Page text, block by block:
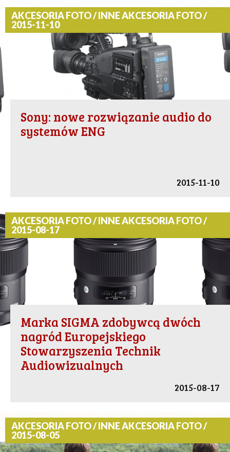
AKCESORIA FOTO / INNE AKCESORIA FOTO /
2015-11-10
Sony: nowe rozwiązanie audio do
systemów ENG
2015-11-10
AKCESORIA FOTO / INNE AKCESORIA FOTO /
2015-08-17
Marka SIGMA zdobywcą dwóch
nagród Europejskiego
Stowarzyszenia Technik
Audiowizualnych
2015-08-17
AKCESORIA FOTO / INNE AKCESORIA FOTO /
2015-08-05